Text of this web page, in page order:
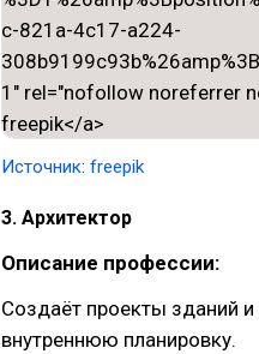
Источник: freepik
3. Архитектор
Описание профессии:
Создаёт проекты зданий
внутреннюю планировку.